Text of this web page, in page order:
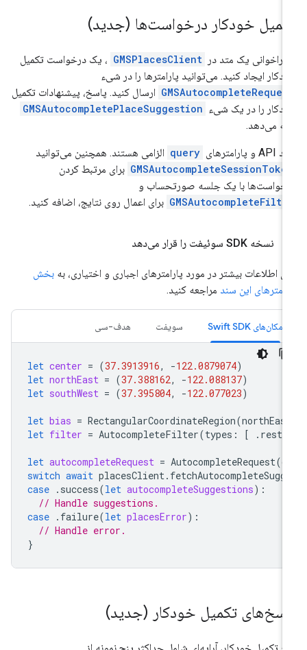
خودکار درخواست‌ها (جدید)
فراخوانی یک متد در GMSPlacesClient ، یک درخواست تکمیل
ایجاد کنید. می‌توانید پارامترها را در شیء
ارسال کنید. پاسخ، پیشنهادات تکمیل
را در یک شیء GMSAutocompletePlaceSuggestion
می‌دهد.
query الزامی هستند. همچنین می‌توانید
برای مرتبط کردن
با یک جلسه صورتحساب و
برای اعمال روی نتایج، اضافه کنید.
نسخه SDK سوئیفت را قرار می‌دهد
اطلاعات بیشتر در مورد پارامترهای اجباری و اختیاری، بهبخش
این سند مراجعه کنید.
مکان‌های Swift SDK سویفت هدف-سی
let center = (37.3913916, -122.0879074
let northEast = (37.388162, -122.088137
let southWest = (37.395804, -122.077023
let bias = RectangularCoordinateRegion(northEast
let filter = AutocompleteFilter(types [ .
let autocompleteRequest = AutocompleteRequest
switch await placesClient.
case .success( let autocompleteSuggestions
// Handle suggestions.
case .failure( let placesError
// Handle error.
تکمیل خودکار (جدید)